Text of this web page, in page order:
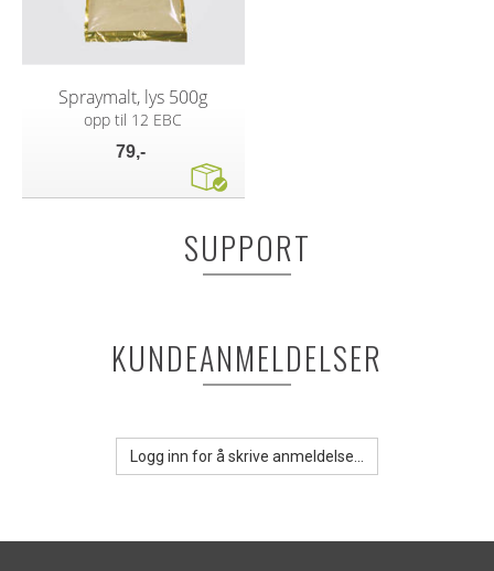
Spraymalt, lys 500g
opp til 12 EBC
79,-
SUPPORT
KUNDEANMELDELSER
Logg inn for å skrive anmeldelse...